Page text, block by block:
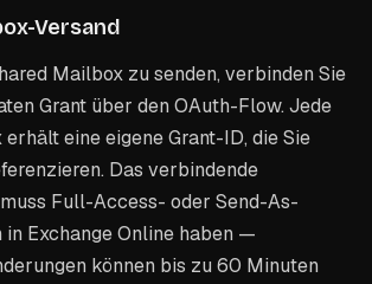
Versand
Mailbox zu senden, verbinden Sie
Grant über den OAuth-Flow. Jede
eine eigene Grant-ID, die Sie
Das verbindende
Full-Access- oder Send-As-
in Exchange Online haben —
können bis zu 60 Minuten